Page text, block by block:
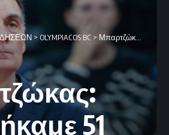
> OLYMPIACOS BC > Μπαρτζώκας: «Δεχθήκαμε 51 πόντους στο δεύτερο μέρος, οπότε αυτός ήταν κατά βάση ο λόγος για τον οποίο χάσαμε»
51